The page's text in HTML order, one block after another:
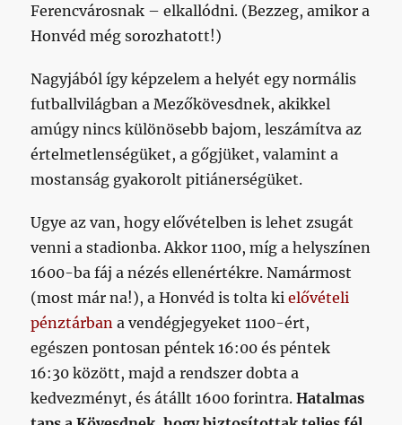
Ferencvárosnak – elkallódni. (Bezzeg, amikor a
Honvéd még sorozhatott!)
Nagyjából így képzelem a helyét egy normális
futballvilágban a Mezőkövesdnek, akikkel
amúgy nincs különösebb bajom, leszámítva az
értelmetlenségüket, a gőgjüket, valamint a
mostanság gyakorolt pitiánerségüket.
Ugye az van, hogy elővételben is lehet zsugát
venni a stadionba. Akkor 1100, míg a helyszínen
1600-ba fáj a nézés ellenértékre. Namármost
(most már na!), a Honvéd is tolta kielővételi
pénztárban a vendégjegyeket 1100-ért,
egészen pontosan péntek 16:00 és péntek
16:30 között, majd a rendszer dobta a
kedvezményt, és átállt 1600 forintra.Hatalmas